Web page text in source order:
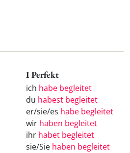
I Perfekt
ich habe begleitet
du habest begleitet
er/sie/es habe begleitet
wir haben begleitet
ihr habet begleitet
sie/Sie haben begleitet